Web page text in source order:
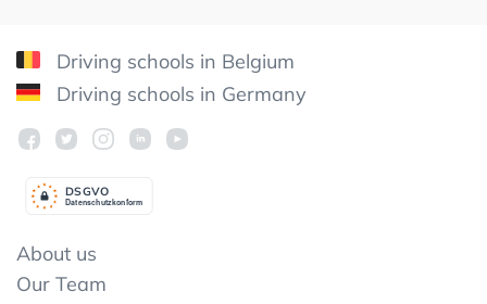
Driving schools in Belgium
Driving schools in Germany
Datenschutzkonform
DSGVO
About us
Our Team